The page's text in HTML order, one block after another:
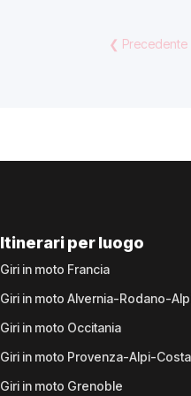
❮ Precedente
Itinerari per luogo
Giri in moto Francia
Giri in moto Alvernia-Rodano-
Giri in moto Occitania
Giri in moto Provenza-Alpi-
Giri in moto Grenoble